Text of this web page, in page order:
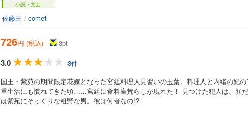
小説・文芸
佐藤三 / comet
726円 (税込) 3pt
3.0
3件
国王・紫苑の期間限定花嫁となった宮廷料理人見習いの玉葉。料理人と内緒の妃
重生活にも慣れてきた頃……宮廷に食料庫荒らしが現れた！ 見つけた犯人は、顔
は紫苑にそっくりな粗野な男。彼は何者なの!?